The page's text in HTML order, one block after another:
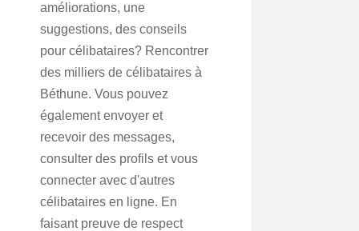
améliorations, une
suggestions, des conseils
pour célibataires? Rencontrer
des milliers de célibataires à
Béthune. Vous pouvez
également envoyer et
recevoir des messages,
consulter des profils et vous
connecter avec d'autres
célibataires en ligne. En
faisant preuve de respect